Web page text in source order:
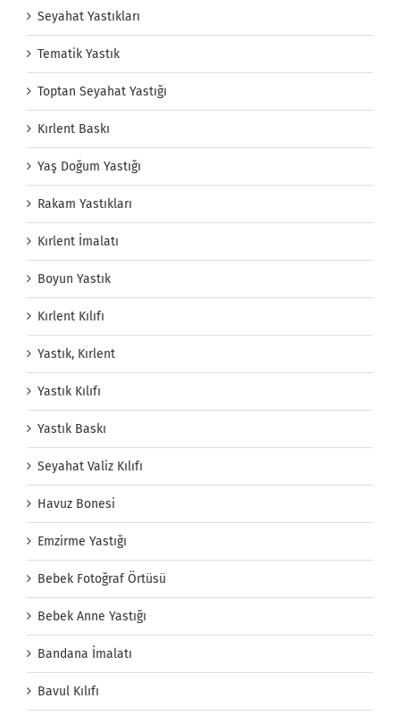
Seyahat Yastıkları
Tematik Yastık
Toptan Seyahat Yastığı
Kırlent Baskı
Yaş Doğum Yastığı
Rakam Yastıkları
Kırlent İmalatı
Boyun Yastık
Kırlent Kılıfı
Yastık, Kırlent
Yastık Kılıfı
Yastık Baskı
Seyahat Valiz Kılıfı
Havuz Bonesi
Emzirme Yastığı
Bebek Fotoğraf Örtüsü
Bebek Anne Yastığı
Bandana İmalatı
Bavul Kılıfı